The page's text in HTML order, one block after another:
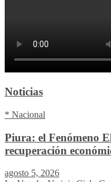
Noticias
* Nacional
Piura: el Fenómeno
recuperación
agosto 5, 2026